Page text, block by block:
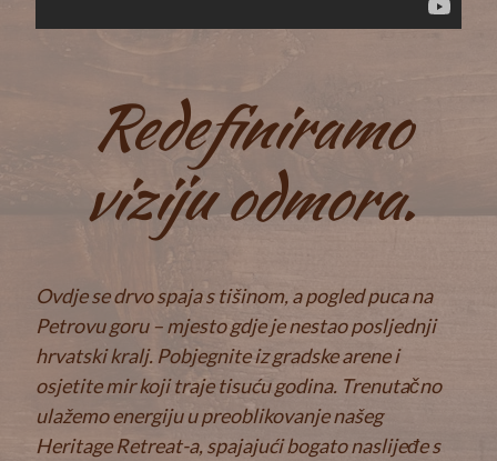
Redefiniramo
viziju odmora.
Ovdje se drvo spaja s tišinom, a pogled puca na
Petrovu goru – mjesto gdje je nestao posljednji
hrvatski kralj. Pobjegnite iz gradske arene i
osjetite mir koji traje tisuću godina. Trenutačno
ulažemo energiju u preoblikovanje našeg
Heritage Retreat-a, spajajući bogato naslijeđe s